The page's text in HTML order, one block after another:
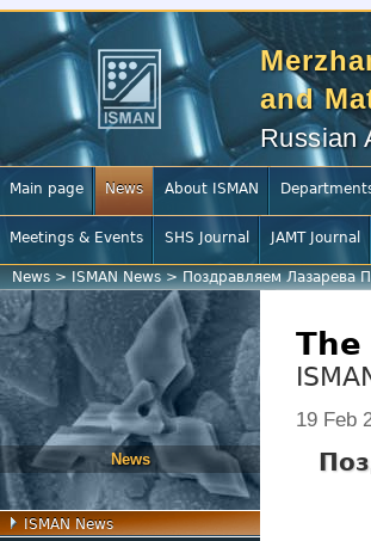
and
Russian
Main page News About ISMAN
Meetings & Events SHS Journal JAMT Journal
News >ISMAN News>Поздравляем Лазарева
News
ISMAN News
The
19 Feb